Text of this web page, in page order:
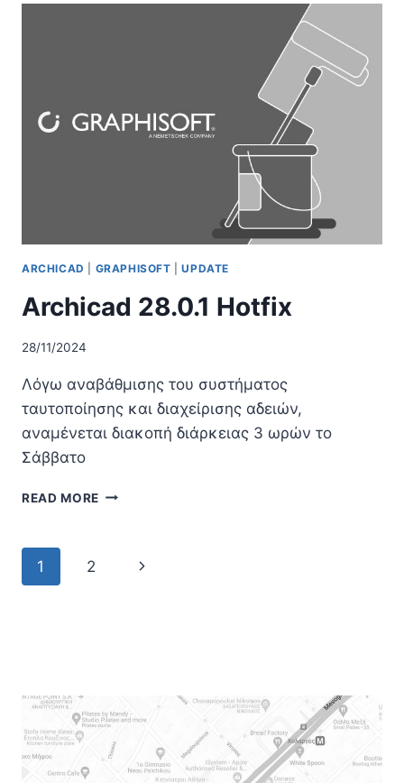
ΈΚΔΟΣΗ
ARCHICAD GRAPHISOFT |UPDATE
Archicad 28.0.1 Hotfix
28/11/2024
Λόγω αναβάθμισης του συστήματος
ταυτοποίησης και διαχείρισης αδειών,
αναμένεται διακοπή διάρκειας 3 ωρών το
Σάββατο
READ MORE ARCHICAD
Page
1 2
Next